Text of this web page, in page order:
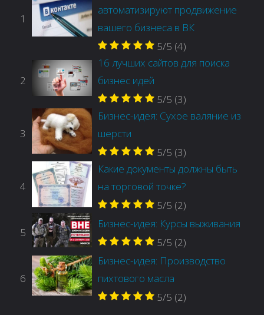
1
автоматизируют продвижение
вашего бизнеса в ВК
5/5 (4)
2
16 лучших сайтов для поиска
бизнес идей
5/5 (3)
3
Бизнес-идея: Сухое валяние из
шерсти
5/5 (3)
4
Какие документы должны быть
на торговой точке?
5/5 (2)
5
Бизнес-идея: Курсы выживания
5/5 (2)
6
Бизнес-идея: Производство
пихтового масла
5/5 (2)